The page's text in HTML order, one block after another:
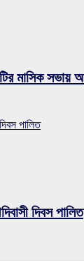
মাসিক সভায়
পালিত
দিবস পালিত